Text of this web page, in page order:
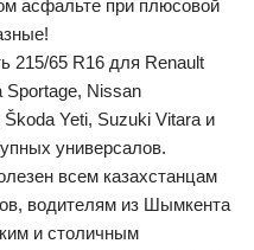
асфальте при плюсовой
215/65 R16 для Renault
Sportage, Nissan
Yeti, Suzuki Vitara и
универсалов.
всем казахстанцам
водителям из Шымкента
и столичным